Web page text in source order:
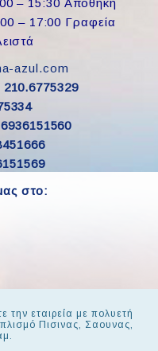
– 17:00 Γραφεία
azul.com
στο:
την εταιρεία με πολυετή
Πισινας, Σαουνας,